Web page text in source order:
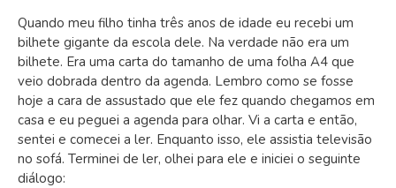
Quando meu filho tinha três anos de idade eu recebi um
bilhete gigante da escola dele. Na verdade não era um
bilhete. Era uma carta do tamanho de uma folha A4 que
veio dobrada dentro da agenda. Lembro como se fosse
hoje a cara de assustado que ele fez quando chegamos em
casa e eu peguei a agenda para olhar. Vi a carta e então,
sentei e comecei a ler. Enquanto isso, ele assistia televisão
no sofá. Terminei de ler, olhei para ele e iniciei o seguinte
diálogo: